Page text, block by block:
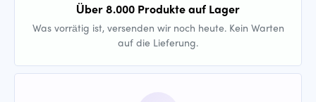
Über 8.000 Produkte auf Lager
Was vorrätig ist, versenden wir noch heute. Kein Warten
auf die Lieferung.